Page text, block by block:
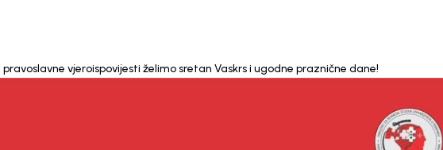
vjeroispovijesti želimo sretan Vaskrs i ugodne praznične dane!